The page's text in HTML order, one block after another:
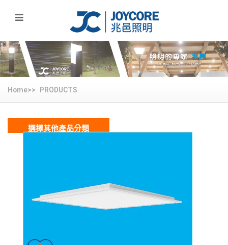
Home>> PRODUCTS
選擇其他產品分類